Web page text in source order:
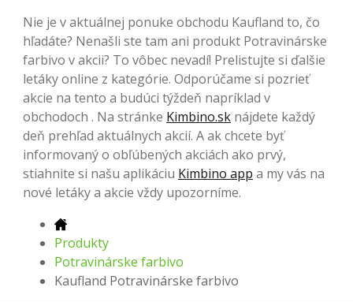
Nie je v aktuálnej ponuke obchodu Kaufland to, čo
hľadáte? Nenašli ste tam ani produkt Potravinárske
farbivo v akcii? To vôbec nevadí! Prelistujte si ďalšie
letáky online z kategórie. Odporúčame si pozrieť
akcie na tento a budúci týždeň napríklad v
obchodoch . Na stránke Kimbino.sk nájdete každý
deň prehľad aktuálnych akcií. A ak chcete byť
informovaný o obľúbených akciách ako prvý,
stiahnite si našu aplikáciu Kimbino app a my vás na
nové letáky a akcie vždy upozorníme.
Produkty
Potravinárske farbivo
Kaufland Potravinárske farbivo